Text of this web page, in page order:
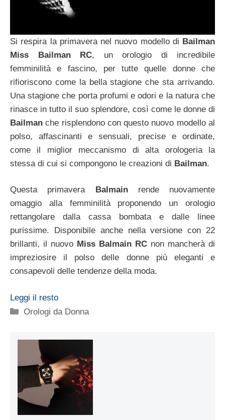
Si respira la primavera nel nuovo modello di Bailman
Miss Bailman RC, un orologio di incredibile
femminilità e fascino, per tutte quelle donne che
rifioriscono come la bella stagione che sta arrivando.
Una stagione che porta profumi e odori e la natura che
rinasce in tutto il suo splendore, così come le donne di
Bailman che risplendono con questo nuovo modello al
polso, affascinanti e sensuali, precise e ordinate,
come il miglior meccanismo di alta orologeria la
stessa di cui si compongono le creazioni di Bailman.
Questa primavera Balmainrende nuovamente
omaggio alla femminilità proponendo un orologio
rettangolare dalla cassa bombata e dalle linee
purissime. Disponibile anche nella versione con 22
brillanti, il nuovo Miss Balmain RC non mancherà di
impreziosire il polso delle donne più eleganti e
consapevoli delle tendenze della moda.
Leggi il resto
Categorie
Orologi da Donna